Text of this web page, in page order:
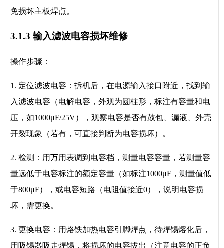
免损坏主板焊点。
3.1.3 输入滤波电容损坏维修
操作步骤：
1. 定位滤波电容：拆机后，在电源输入接口附近，找到输
入滤波电容（电解电容，外观为圆柱形，标注有容量和电
压，如1000μF/25V），观察电容是否有鼓包、漏液、外壳
开裂现象（若有，可直接判断为电容损坏）。
2. 检测：用万用表调到电容档，测量电容容量，若测量容
量远低于电容标注的额定容量（如标注1000μF，测量值低
于800μF），或电容短路（电阻值接近0），说明电容损
坏，需更换。
3. 更换电容：用烙铁加热电容引脚焊点，待焊锡熔化后，
用吸锡器吸走焊锡，将损坏的电容拔出（注意电容的正负